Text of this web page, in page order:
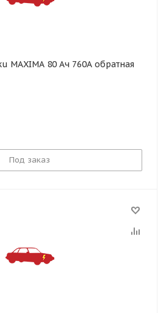
MAXIMA 80 Ач 760А обратная
Под заказ